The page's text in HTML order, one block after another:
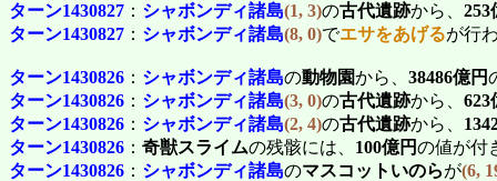
ターン1430827 ： シャボンディ諸島(1, 3)の古代遺跡から、 253
ターン1430827 ： シャボンディ諸島(8, 0)でエサをあげるが行
ターン1430826 ： シャボンディ諸島の動物園から、 38486億円
ターン1430826 ： シャボンディ諸島(3, 0)の古代遺跡から、 623
ターン1430826 ： シャボンディ諸島(2, 4)の古代遺跡から、
ターン1430826 ： 奇獣スライムの残骸には、 100億円の値が付
ターン1430826 ： シャボンディ諸島のマスコットいのらが(6,